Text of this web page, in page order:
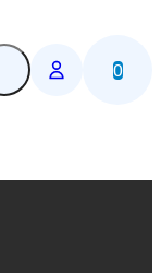
0